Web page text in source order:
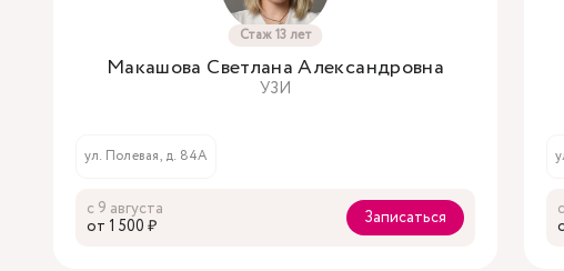
Стаж 13 лет
Макашова Светлана Александровна
УЗИ
ул. Полевая, д. 84А
с 9 августа
oт 1 500 ₽
Записаться